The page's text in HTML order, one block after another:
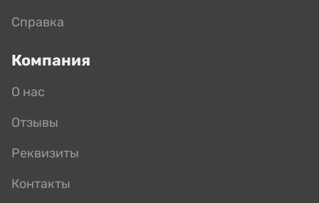
Справка
Компания
О нас
Отзывы
Реквизиты
Контакты